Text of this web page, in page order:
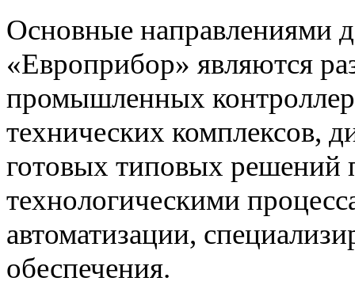
Основные
«Европрибор» являются
промышленных
технических комплексов,
готовых типовых решений
технологическими
автоматизации,
обеспечения.